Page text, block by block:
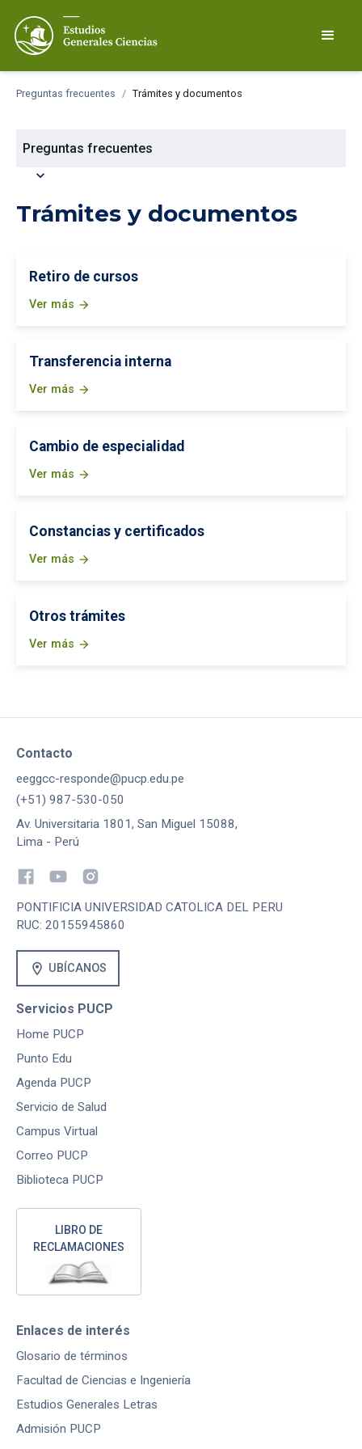
Preguntas frecuentes / Trámites y documentos
Preguntas frecuentes
expand_more
Trámites y documentos
Retiro de cursos
Ver más arrow_forward
Transferencia interna
Ver más arrow_forward
Cambio de especialidad
Ver más arrow_forward
Constancias y certificados
Ver más arrow_forward
Otros trámites
Ver más arrow_forward
Contacto
eeggcc-responde@pucp.edu.pe
(+51) 987-530-050
Av. Universitaria 1801, San Miguel 15088,
Lima - Perú
PONTIFICIA UNIVERSIDAD CATOLICA DEL PERU
RUC: 20155945860
location_on UBÍCANOS
Servicios PUCP
Home PUCP
Punto Edu
Agenda PUCP
Servicio de Salud
Campus Virtual
Correo PUCP
Biblioteca PUCP
LIBRO DE
RECLAMACIONES
Enlaces de interés
Glosario de términos
Facultad de Ciencias e Ingeniería
Estudios Generales Letras
Admisión PUCP